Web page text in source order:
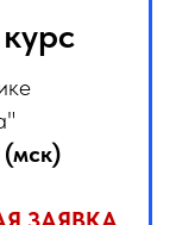
(мск)